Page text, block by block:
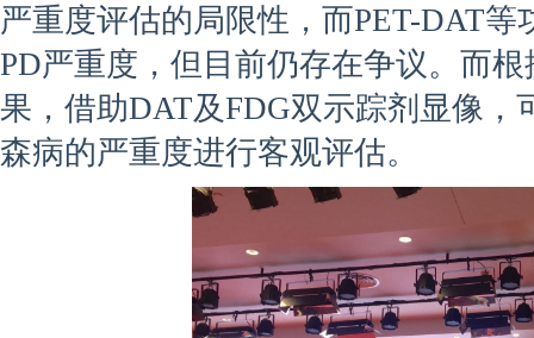
严重度评估的局限性，而PET-DAT
PD严重度，但目前仍存在争议。而
果，借助DAT及FDG双示踪剂显像，
森病的严重度进行客观评估。